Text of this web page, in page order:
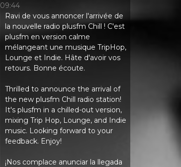
09:44
Ravi de vous annoncer l'arrivée de
la nouvelle radio plusfm Chill ! C'est
plusfm en version calme
mélangeant une musique TripHop,
Lounge et Indie. Hâte d'avoir vos
retours. Bonne écoute.
Thrilled to announce the arrival of
the new plusfm Chill radio station!
It's plusfm in a chilled-out version,
mixing Trip Hop, Lounge, and Indie
music. Looking forward to your
feedback. Enjoy!
¡Nos complace anunciar la llegada